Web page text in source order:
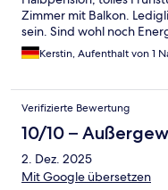
Zimmer mit Balkon.
sein. Sind wohl noch
Zimmer. Vielleicht mal auf
wieder.
Kerstin, Aufenthalt von 1
Verifizierte Bewertung
10/10 –
2. Dez. 2025
Mit Google übersetzen